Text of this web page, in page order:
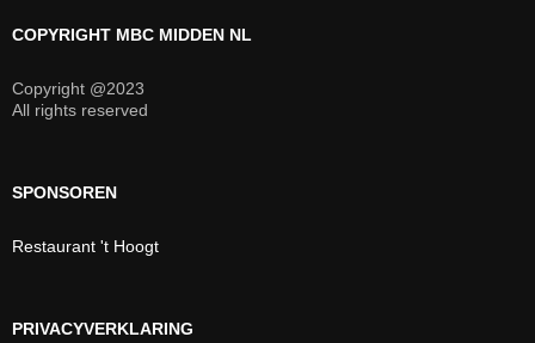
COPYRIGHT MBC MIDDEN NL
Copyright @2023
All rights reserved
SPONSOREN
Restaurant 't Hoogt
PRIVACYVERKLARING